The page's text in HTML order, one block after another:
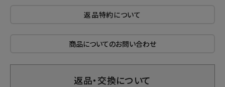
返品特約について
商品についてのお問い合わせ
返品・交換について